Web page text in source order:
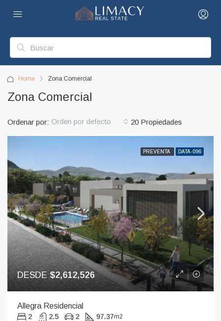
Home Zona Comercial
Zona Comercial
20 Propiedades
Ordenar por: Orden por defecto
PREVENTA DATA-096
DESDE$2,612,526
Allegra Residencial
2 2.5 2 97.37m2